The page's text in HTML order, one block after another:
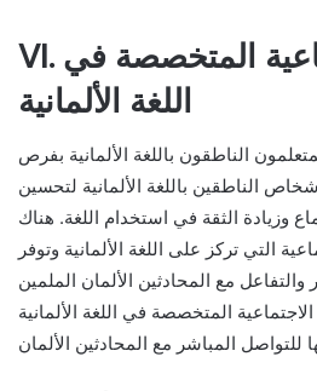
VI. القنوات الاجتماعية المتخصصة في
اللغة الألمانية
الناطقون باللغة الألمانية بفرص
الناطقين باللغة الألمانية لتحسين
وزيادة الثقة في استخدام اللغة. هناك
التي تركز على اللغة الألمانية وتوفر
مع المحادثين الألمان الملمين
المتخصصة في اللغة الألمانية